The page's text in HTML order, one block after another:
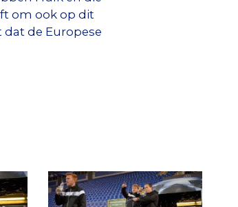
om ook op dit
dat de Europese